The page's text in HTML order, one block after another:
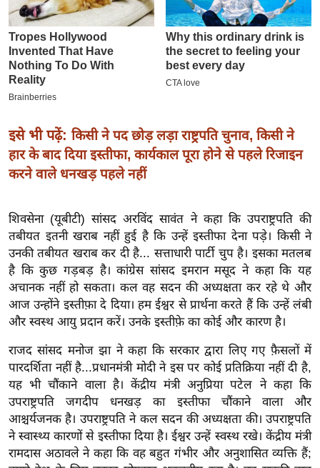
ई
-
पे
प
सा
ल
सा
ल
श
ख्सि
य
त
ग
इं
डि
या
सा
हि
इसे भी पढ़ें: किसी ने पद छोड़ लड़ा राष्ट्रपति चुनाव, किसी ने
हार के बाद दिया इस्तीफा, कार्यकाल पूरा होने से पहले रिजाइन
करने वाले धनखड़ पहले नहीं
शिवसेना (यूबीटी) सांसद अरविंद सावंत ने कहा कि उपराष्ट्रपति की
तबीयत इतनी खराब नहीं हुई है कि उन्हें इस्तीफा देना पड़े। किसी ने
उनकी तबीयत खराब कर दी है... सत्ताधारी पार्टी चुप है। इसका मतलब
है कि कुछ गड़बड़ है। कांग्रेस सांसद इमरान मसूद ने कहा कि यह
अचानक नहीं हो सकता। कल वह सदन की अध्यक्षता कर रहे थे और
आज उन्होंने इस्तीफ़ा दे दिया। हम ईश्वर से प्रार्थना करते हैं कि उन्हें लंबी
और स्वस्थ आयु प्रदान करें। उनके इस्तीफ़े का कोई और कारण है।
राजद सांसद मनोज झा ने कहा कि सरकार द्वारा लिए गए फ़ैसलों में
पारदर्शिता नहीं है...प्रधानमंत्री मोदी ने इस पर कोई प्रतिक्रिया नहीं दी है,
यह भी चौंकाने वाला है। केंद्रीय मंत्री अनुप्रिया पटेल ने कहा कि
उपराष्ट्रपति जगदीप धनखड़ का इस्तीफा चौंकाने वाला और
आश्चर्यजनक है। उपराष्ट्रपति ने कल सदन की अध्यक्षता की। उपराष्ट्रपति
ने स्वास्थ्य कारणों से इस्तीफा दिया है। ईश्वर उन्हें स्वस्थ रखे। केंद्रीय मंत्री
रामदास अठावले ने कहा कि वह बहुत गंभीर और अनुशासित व्यक्ति हैं;